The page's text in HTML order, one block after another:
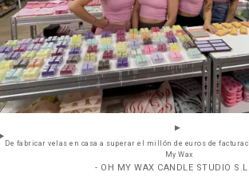
De fabricar velas en casa a superar el millón de euros de
My Wax
- OH MY WAX CANDLE STUDIO S.L.